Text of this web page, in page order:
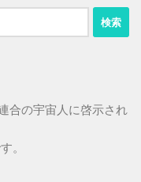
合の宇宙人に啓示され
。